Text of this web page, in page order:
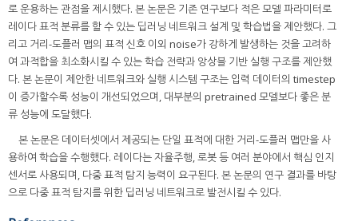
로 운용하는 관점을 제시했다. 본 논문은 기존 연구보다 적은 모델 파라미터로
레이다 표적 분류를 할 수 있는 딥러닝 네트워크 설계 및 학습법을 제안했다. 그
리고 거리-도플러 맵의 표적 신호 이외 noise가 강하게 발생하는 것을 고려하
여 과적합을 최소화시킬 수 있는 학습 전략과 앙상블 기반 실행 구조를 제안했
다. 본 논문이 제안한 네트워크와 실행 시스템 구조는 입력 데이터의 timestep
이 증가할수록 성능이 개선되었으며, 대부분의 pretrained 모델보다 좋은 분
류 성능에 도달했다.
본 논문은 데이터셋에서 제공되는 단일 표적에 대한 거리-도플러 맵만을 사
용하여 학습을 수행했다. 레이다는 자율주행, 로봇 등 여러 분야에서 핵심 인지
센서로 사용되며, 다중 표적 탐지 능력이 요구된다. 본 논문의 연구 결과를 바탕
으로 다중 표적 탐지를 위한 딥러닝 네트워크로 발전시킬 수 있다.